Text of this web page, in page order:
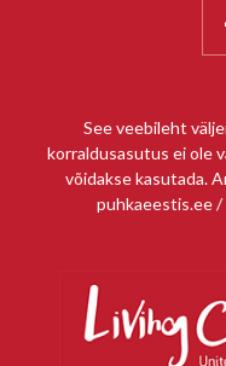
See veebileht
korraldusasutus ei ole
võidakse kasutada.
puhkaeestis.ee /